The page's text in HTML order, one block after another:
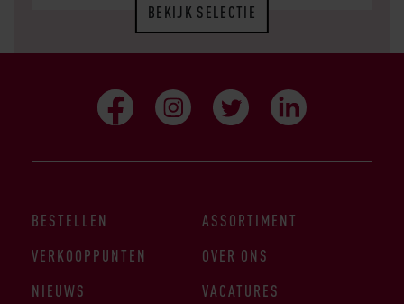
BEKIJK SELECTIE
BESTELLEN
ASSORTIMENT
VERKOOPPUNTEN
OVER ONS
NIEUWS
VACATURES